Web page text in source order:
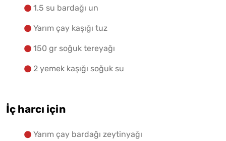
1.5 su bardağı un
Yarım çay kaşığı tuz
150 gr soğuk tereyağı
2 yemek kaşığı soğuk su
İç harcı için
Yarım çay bardağı zeytinyağı